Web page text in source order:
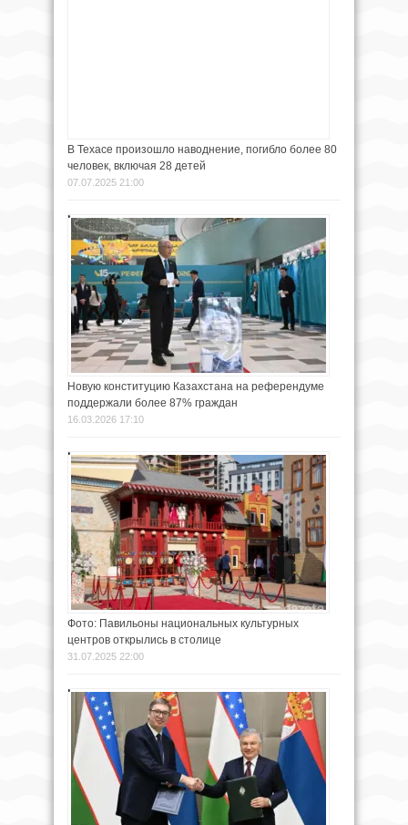
В Техасе произошло наводнение, погибло более 80
человек, включая 28 детей
07.07.2025 21:00
Новую конституцию Казахстана на референдуме
поддержали более 87% граждан
16.03.2026 17:10
Фото: Павильоны национальных культурных
центров открылись в столице
31.07.2025 22:00